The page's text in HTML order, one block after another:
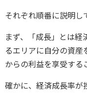
それぞれ順番に説明し
まず、「成長」とは経
るエリアに自分の資産
からの利益を享受する
確かに、経済成長率が